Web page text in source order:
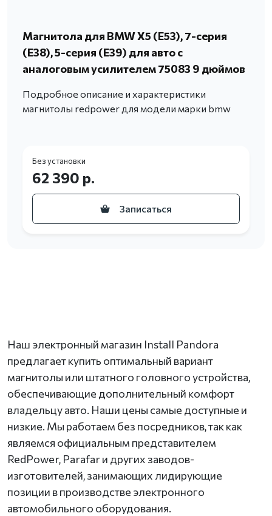
Магнитола для BMW X5 (E53), 7-серия
(Е38), 5-серия (Е39) для авто с
аналоговым усилителем 75083 9 дюймов
Подробное описание и характеристики
магнитолы redpower для модели марки bmw
Без установки
62 390 р.
Записаться
Наш электронный магазин Install Pandora
предлагает купить оптимальный вариант
магнитолы или штатного головного устройства,
обеспечивающие дополнительный комфорт
владельцу авто. Наши цены самые доступные и
низкие. Мы работаем без посредников, так как
являемся официальным представителем
RedPower, Parafar и других заводов-
изготовителей, занимающих лидирующие
позиции в производстве электронного
автомобильного оборудования.